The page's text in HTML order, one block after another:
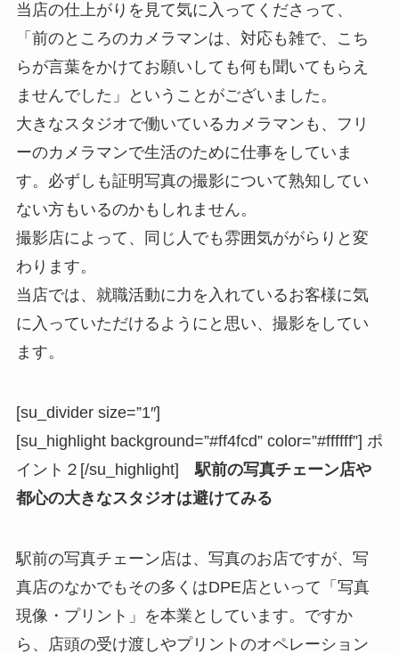
当店の仕上がりを見て気に入ってくださって、
「前のところのカメラマンは、対応も雑で、こち
らが言葉をかけてお願いしても何も聞いてもらえ
ませんでした」ということがございました。
大きなスタジオで働いているカメラマンも、フリ
ーのカメラマンで生活のために仕事をしていま
す。必ずしも証明写真の撮影について熟知してい
ない方もいるのかもしれません。
撮影店によって、同じ人でも雰囲気ががらりと変
わります。
当店では、就職活動に力を入れているお客様に気
に入っていただけるようにと思い、撮影をしてい
ます。
[su_divider size=”1″]
[su_highlight background=”#ff4fcd” color=”#ffffff”] ポ
イント２[/su_highlight]駅前の写真チェーン店や
都心の大きなスタジオは避けてみる
駅前の写真チェーン店は、写真のお店ですが、写
真店のなかでもその多くはDPE店といって「写真
現像・プリント」を本業としています。ですか
ら、店頭の受け渡しやプリントのオペレーション